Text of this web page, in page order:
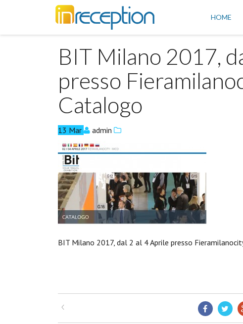
HOME
BIT Milano 2017,
presso
Catalogo
13 Mar admin
BIT Milano 2017, dal 2 al 4 Aprile presso